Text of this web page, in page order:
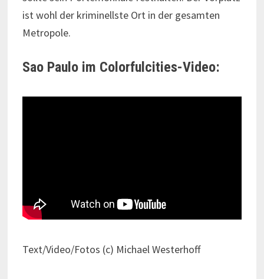
ist wohl der kriminellste Ort in der gesamten
Metropole.
Sao Paulo im Colorfulcities-Video:
Text/Video/Fotos (c) Michael Westerhoff